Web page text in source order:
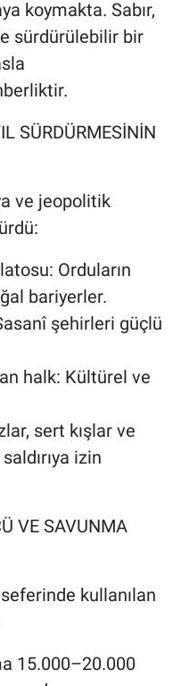
koymakta. Sabır,
sürdürülebilir bir
SÜRDÜRMESİNİN
ve jeopolitik
Orduların
bariyerler.
şehirleri güçlü
halk: Kültürel ve
sert kışlar ve
izin
VE SAVUNMA
kullanılan
15.000–20.000